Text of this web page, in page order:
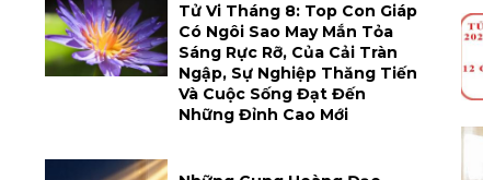
Tử Vi Tháng 8: Top Con Giáp
Có Ngôi Sao May Mắn Tỏa
Sáng Rực Rỡ, Của Cải Tràn
Ngập, Sự Nghiệp Thăng Tiến
Và Cuộc Sống Đạt Đến
Những Đỉnh Cao Mới